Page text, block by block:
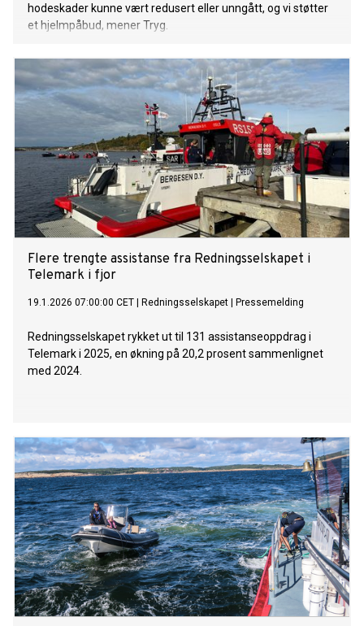
hodeskader kunne vært redusert eller unngått, og vi støtter
et hjelmpåbud, mener Tryg.
Flere trengte assistanse fra Redningsselskapet i
Telemark i fjor
19.1.2026 07:00:00 CET Redningsselskapet Pressemelding
Redningsselskapet rykket ut til 131 assistanseoppdrag i
Telemark i 2025, en økning på 20,2 prosent sammenlignet
med 2024.